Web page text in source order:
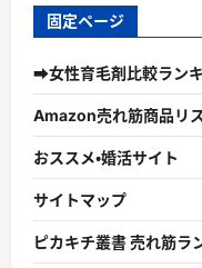
固定ページ
➡女性育毛剤比較ラン
Amazon売れ筋商品リ
おススメ・婚活サイト
サイトマップ
ピカキチ叢書 売れ筋ラ